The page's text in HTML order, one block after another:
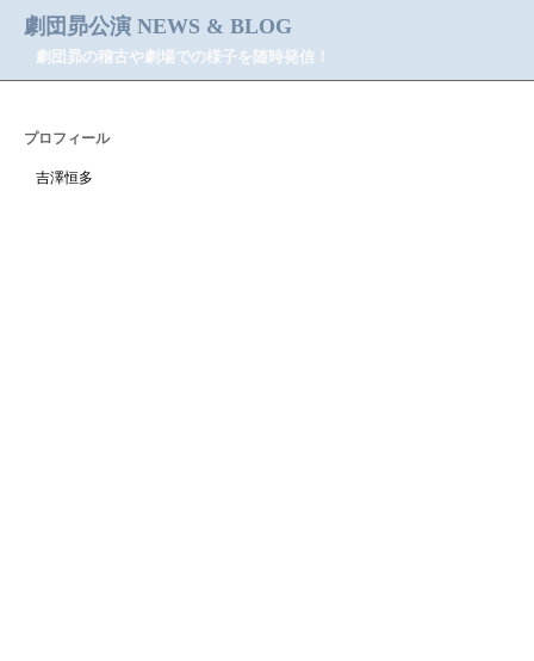
劇団昴公演 NEWS & BLOG
劇団昴の稽古や劇場での様子を随時発信！
プロフィール
吉澤恒多